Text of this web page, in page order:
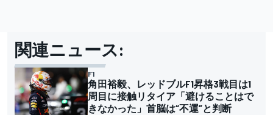
関連ニュース:
F1
角田裕毅、レッドブルF1昇格3戦目は1
周目に接触リタイア「避けることはで
きなかった」首脳は“不運”と判断